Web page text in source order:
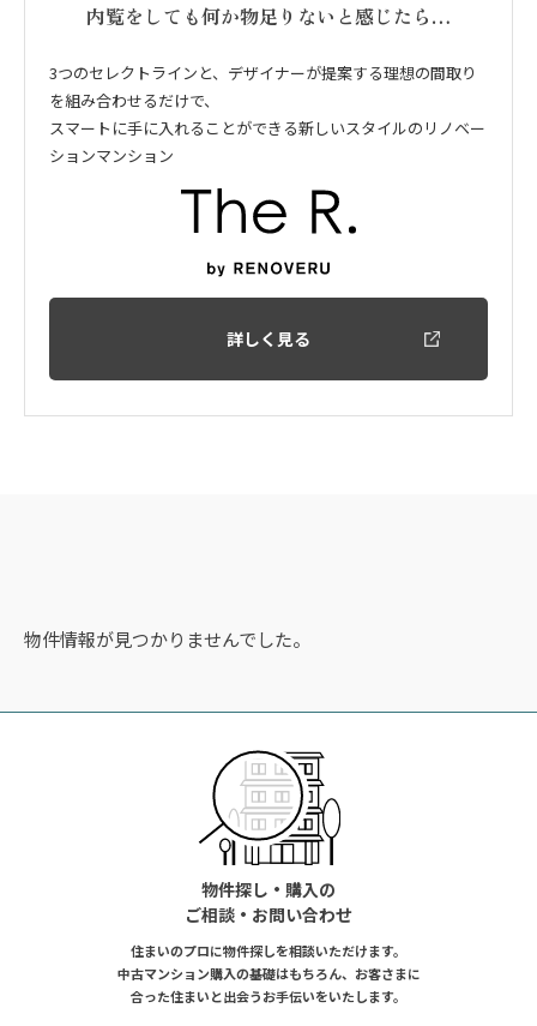
内覧をしても何か物足りないと感じたら…
3つのセレクトラインと、デザイナーが提案する理想の間取り
を組み合わせるだけで、
スマートに手に入れることができる新しいスタイルのリノベー
ションマンション
詳しく見る
物件情報が見つかりませんでした。
物件探し・購入の
ご相談・お問い合わせ
住まいのプロに物件探しを相談いただけます。
中古マンション購入の基礎はもちろん、お客さまに
合った住まいと出会うお手伝いをいたします。